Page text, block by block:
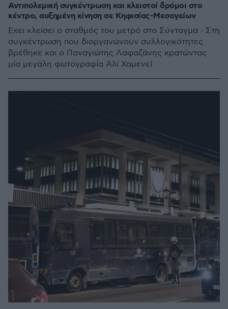
Αντιπολεμική συγκέντρωση και κλειστοί δρόμοι στο
κέντρο, αυξημένη κίνηση σε Κηφισίας-Μεσογείων
Έχει κλείσει ο σταθμός του μετρό στο Σύνταγμα - Στη
συγκέντρωση που διοργανώνουν συλλογικότητες
βρέθηκε και ο Παναγιώτης Λαφαζάνης κρατώντας
μία μεγάλη φωτογραφία Αλί Χαμενεΐ